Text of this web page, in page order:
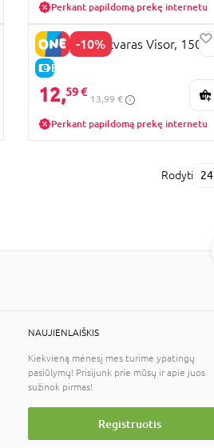
Perkant papildomą prekę internetu
-10%
E-KAINA
GUNTHER aitvaras Visor, 1508
12,59 €
13,99 €
Perkant papildomą prekę internetu
Rodyti 24
NAUJIENLAIŠKIS
Kiekvieną mėnesį mes turime ypatingų
pasiūlymų! Prisijunk prie mūsų ir apie juos
sužinok pirmas!
Registruotis